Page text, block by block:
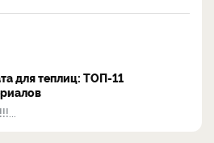
для теплиц: ТОП-11